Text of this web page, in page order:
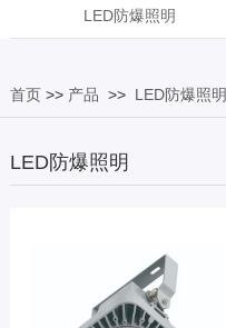
LED防爆照明
首页>> 产品 >> LED防爆照明
LED防爆照明